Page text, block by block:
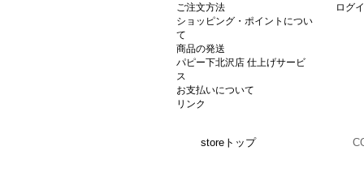
ご注文方法
ショッピング・ポイントについ
て
商品の発送
パピー下北沢店 仕上げサービ
ス
お支払いについて
リンク
ログ
storeトップ